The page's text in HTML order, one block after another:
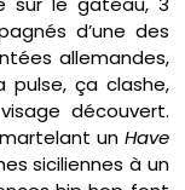
d’une des
allemandes,
pulse, ça clashe,
découvert.
un Have
siciliennes à un